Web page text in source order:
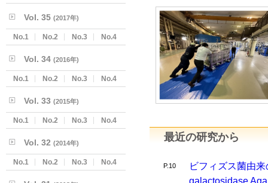
最近の研究から
P.10
ビフィズス菌由
Vol. 35 (2017年)
No.1 No.2 No.3 No.4
Vol. 34 (2016年)
No.1 No.2 No.3 No.4
Vol. 33 (2015年)
No.1 No.2 No.3 No.4
Vol. 32 (2014年)
No.1 No.2 No.3 No.4